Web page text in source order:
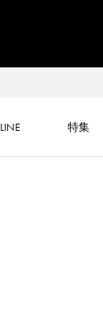
LINE 特集